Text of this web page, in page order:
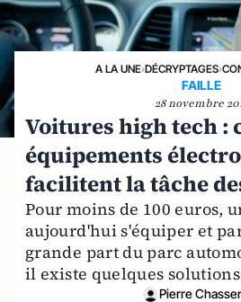
A LA UNE›DÉCRYPTAGES›
FAILLE
28 novembre
Voitures high tech :
équipements
facilitent la tâche
Pour moins de 100 euros,
aujourd'hui s'équiper et
grande part du parc
il existe quelques solutions
Pierre